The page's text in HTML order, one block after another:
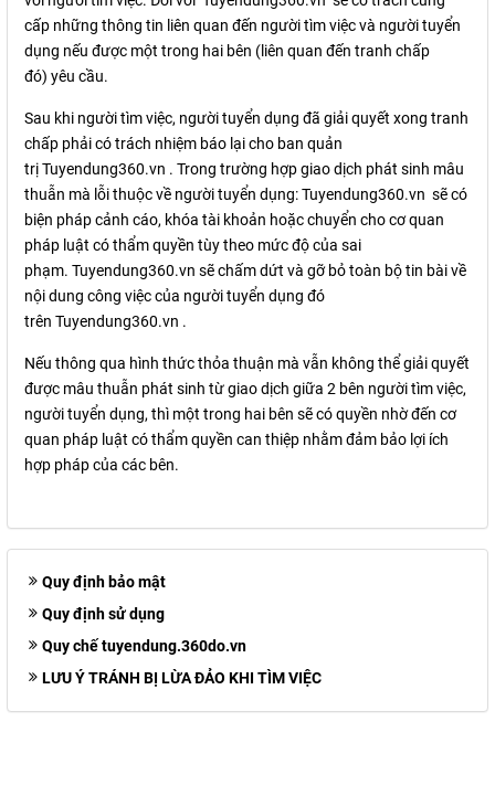
cấp những thông tin liên quan đến người tìm việc và người tuyển
dụng nếu được một trong hai bên (liên quan đến tranh chấp
đó) yêu cầu.
Sau khi người tìm việc, người tuyển dụng đã giải quyết xong tranh
chấp phải có trách nhiệm báo lại cho ban quản
trịTuyendung360.vn . Trong trường hợp giao dịch phát sinh mâu
thuẫn mà lỗi thuộc về người tuyển dụng:Tuyendung360.vn sẽ có
biện pháp cảnh cáo, khóa tài khoản hoặc chuyển cho cơ quan
pháp luật có thẩm quyền tùy theo mức độ của sai
phạm. Tuyendung360.vn sẽ chấm dứt và gỡ bỏ toàn bộ tin bài về
nội dung công việc của người tuyển dụng đó
trên Tuyendung360.vn .
Nếu thông qua hình thức thỏa thuận mà vẫn không thể giải quyết
được mâu thuẫn phát sinh từ giao dịch giữa 2 bên người tìm việc,
người tuyển dụng, thì một trong hai bên sẽ có quyền nhờ đến cơ
quan pháp luật có thẩm quyền can thiệp nhằm đảm bảo lợi ích
hợp pháp của các bên.
Quy định bảo mật
Quy định sử dụng
Quy chế tuyendung.360do.vn
LƯU Ý TRÁNH BỊ LỪA ĐẢO KHI TÌM VIỆC